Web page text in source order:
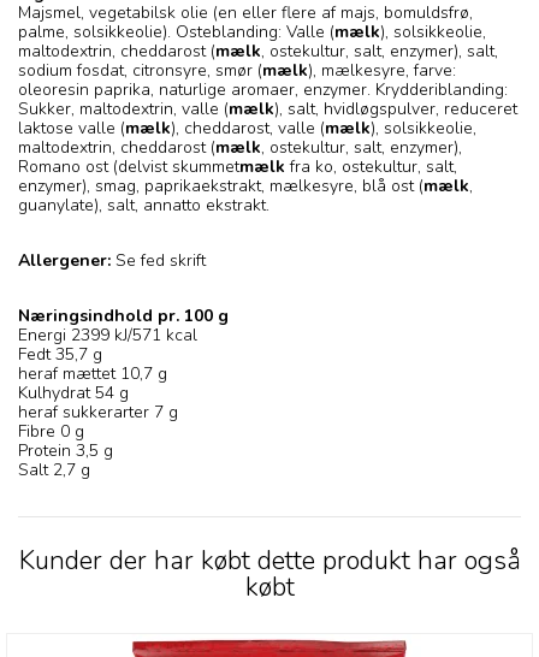
Majsmel, vegetabilsk olie (en eller flere af majs, bomuldsfrø,
palme, solsikkeolie). Osteblanding: Valle (mælk), solsikkeolie,
maltodextrin, cheddarost (mælk, ostekultur, salt, enzymer), salt,
sodium fosdat, citronsyre, smør (mælk), mælkesyre, farve:
oleoresin paprika, naturlige aromaer, enzymer. Krydderiblanding:
Sukker, maltodextrin, valle (mælk), salt, hvidløgspulver, reduceret
laktose valle (mælk), cheddarost, valle (mælk), solsikkeolie,
maltodextrin, cheddarost (mælk, ostekultur, salt, enzymer),
Romano ost (delvist skummetmælkfra ko, ostekultur, salt,
enzymer), smag, paprikaekstrakt, mælkesyre, blå ost (mælk,
guanylate), salt, annatto ekstrakt.
Allergener: Se fed skrift
Næringsindhold pr. 100 g
Energi 2399 kJ/571 kcal
Fedt 35,7 g
heraf mættet 10,7 g
Kulhydrat 54 g
heraf sukkerarter 7 g
Fibre 0 g
Protein 3,5 g
Salt 2,7 g
Kunder der har købt dette produkt har også
købt